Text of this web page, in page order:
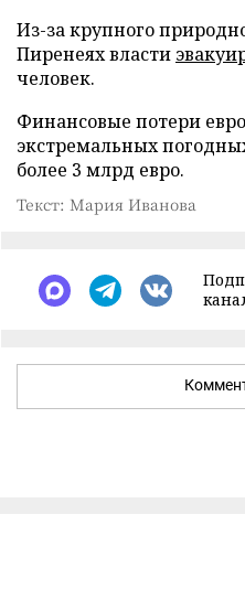
Из-за крупного
Пиренеях власти
человек.
Финансовые потери
экстремальных
более 3 млрд евро.
Текст: Мария Иванова